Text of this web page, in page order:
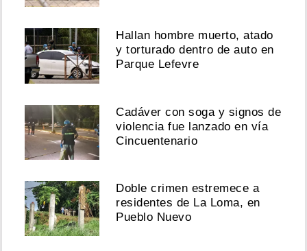
Hallan hombre muerto, atado
y torturado dentro de auto en
Parque Lefevre
Cadáver con soga y signos de
violencia fue lanzado en vía
Cincuentenario
Doble crimen estremece a
residentes de La Loma, en
Pueblo Nuevo